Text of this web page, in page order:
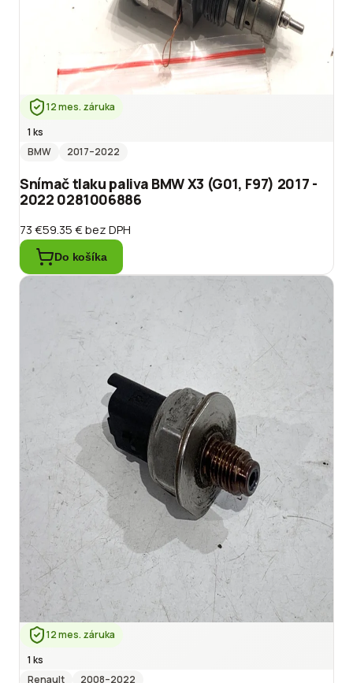
12 mes. záruka
1 ks
BMW
2017–2022
Snímač tlaku paliva BMW X3 (G01, F97) 2017 -
2022 0281006886
73 €59.35 €bez DPH
Do košíka
12 mes. záruka
1 ks
Renault
2008–2022